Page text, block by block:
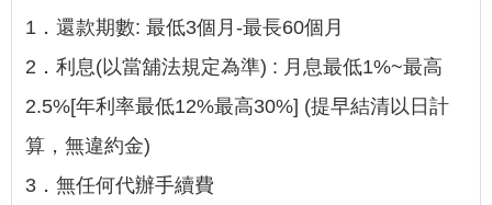
1．還款期數: 最低3個月-最長60個月
2．利息(以當舖法規定為準) : 月息最低1%~最高
2.5%[年利率最低12%最高30%] (提早結清以日計
算，無違約金)
3．無任何代辦手續費